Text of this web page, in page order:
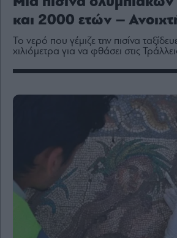
Media
Winners
&
Losers
θετικά
Rumors
Mononews2030
Συνεντεύξεις
και 2000 ετών –
Το νερό που γέμιζε την πισίνα
χιλιόμετρα για να φθάσει στις